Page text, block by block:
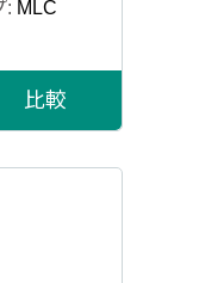
: MLC
比較